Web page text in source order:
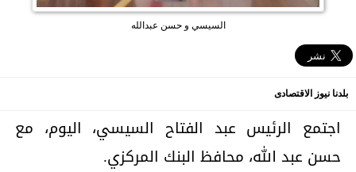
السيسي و حسن عبدالله
بلدنا نيوز الاقتصادى
اجتمع الرئيس عبد الفتاح السيسي، اليوم، مع
حسن عبد الله، محافظ البنك المركزي.